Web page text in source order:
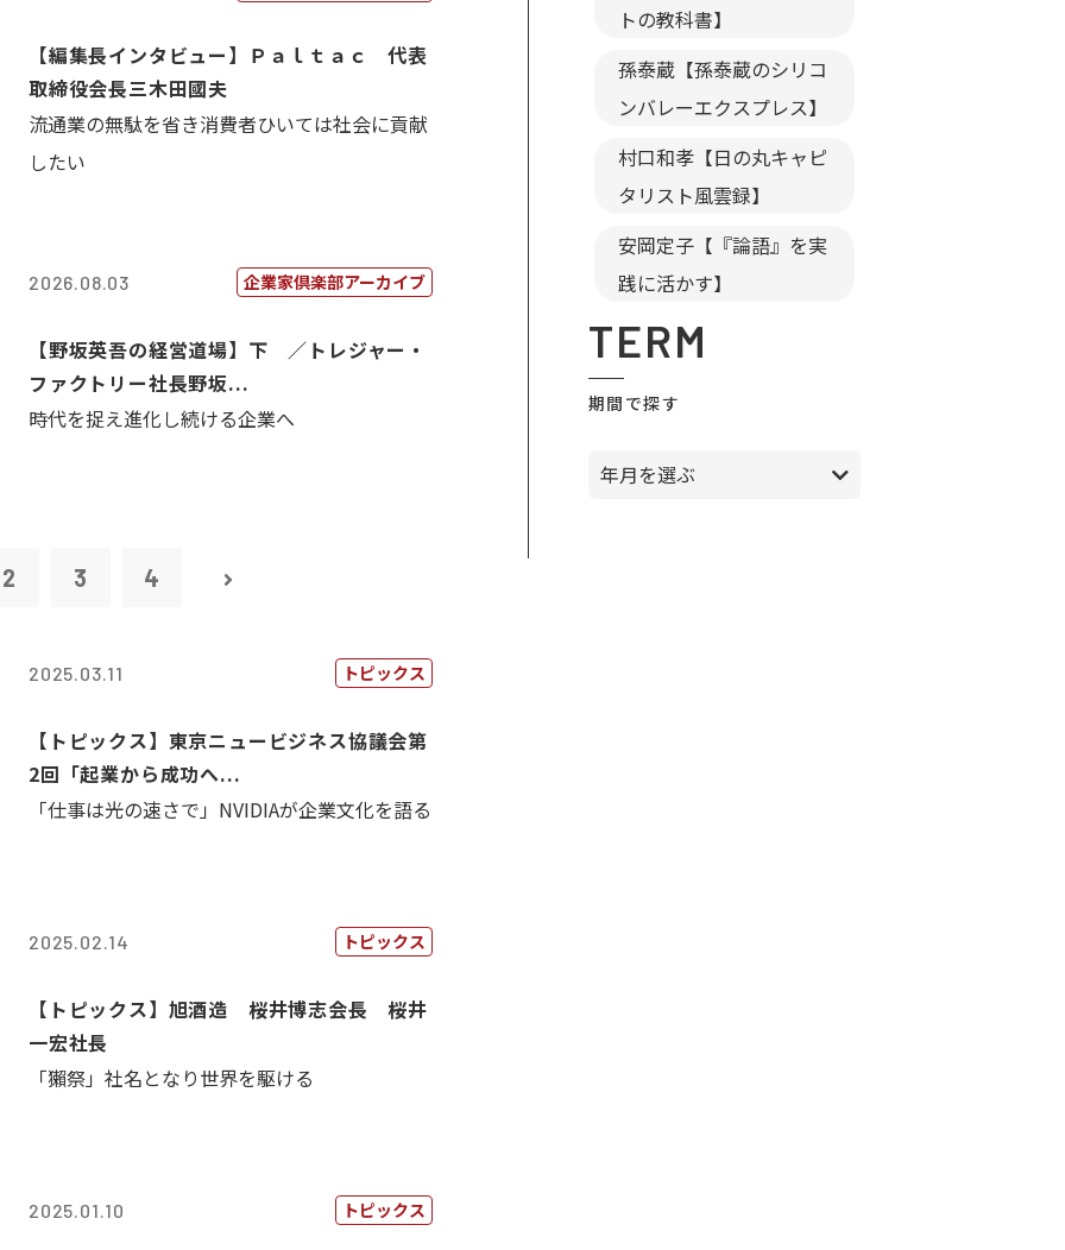
【編集長インタビュー】Ｐａｌｔａｃ 代表
取締役会長三木田國夫
流通業の無駄を省き消費者ひいては社会に貢献
したい
2026.08.03 企業家倶楽部アーカイブ
【野坂英吾の経営道場】下 ／トレジャー・
ファクトリー社長野坂...
時代を捉え進化し続ける企業へ
2 3 4
2025.03.11 トピックス
【トピックス】東京ニュービジネス協議会第
2回「起業から成功へ...
「仕事は光の速さで」NVIDIAが企業文化を語る
2025.02.14 トピックス
【トピックス】旭酒造 桜井博志会長 桜井
一宏社長
「獺祭」社名となり世界を駆ける
2025.01.10 トピックス
トの教科書】
孫泰蔵【孫泰蔵のシリコ
ンバレーエクスプレス】
村口和孝【日の丸キャピ
タリスト風雲録】
安岡定子【『論語』を実
践に活かす】
TERM
期間で探す
年月を選ぶ